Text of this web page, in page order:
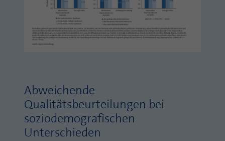
Abweichende
Qualitätsbeurteilungen bei
soziodemografischen
Unterschieden